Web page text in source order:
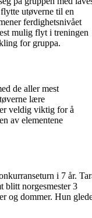
utøverne til en
ferdighetsnivået
mulig flyt i treningen
for gruppa.
de aller mest
lære
veldig viktig for å
av elementene
i 7 år.
blitt norgesmester 3
og dommer. Hun